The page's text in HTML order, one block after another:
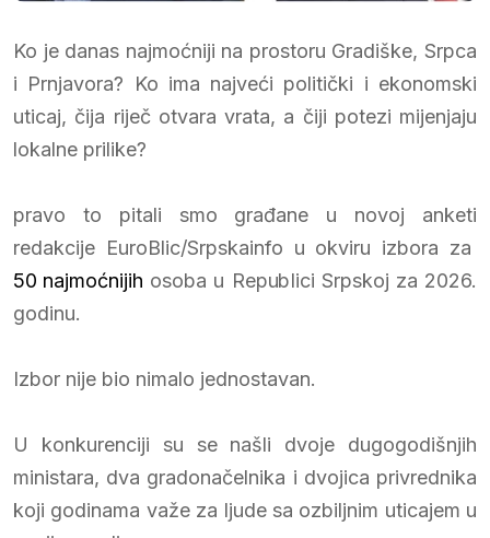
Ko je danas najmoćniji na prostoru Gradiške, Srpca
i Prnjavora? Ko ima najveći politički i ekonomski
uticaj, čija riječ otvara vrata, a čiji potezi mijenjaju
lokalne prilike?
pravo to pitali smo građane u novoj anketi
redakcije EuroBlic/Srpskainfo u okviru izbora za
50 najmoćnijih osoba u Republici Srpskoj za 2026.
godinu.
Izbor nije bio nimalo jednostavan.
U konkurenciji su se našli dvoje dugogodišnjih
ministara, dva gradonačelnika i dvojica privrednika
koji godinama važe za ljude sa ozbiljnim uticajem u